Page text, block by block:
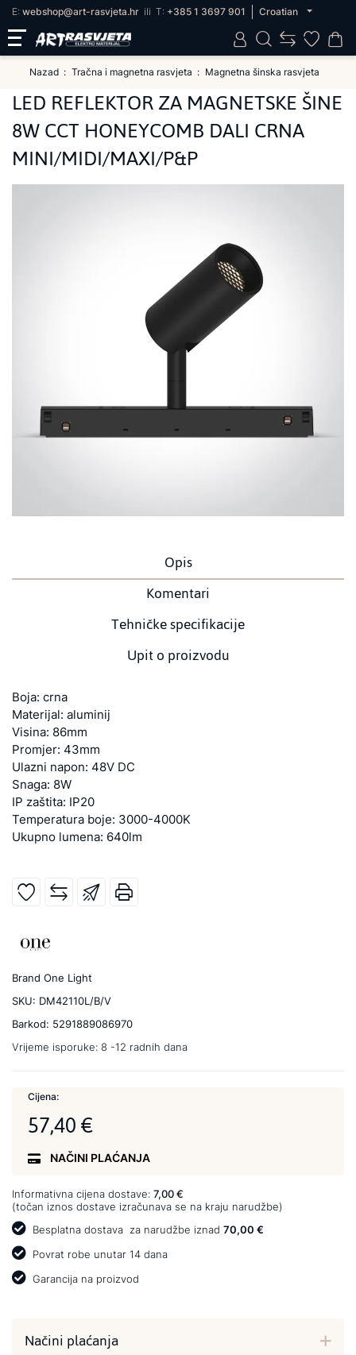
E: webshop@art-rasvjeta.hr ili T: +385 1 3697 901 Croatian
Nazad Tračna i magnetna rasvjeta Magnetna šinska rasvjeta
LED REFLEKTOR ZA MAGNETSKE ŠINE
8W CCT HONEYCOMB DALI CRNA
MINI/MIDI/MAXI/P&P
Opis
Komentari
Tehničke specifikacije
Upit o proizvodu
Boja: crna
Materijal: aluminij
Visina: 86mm
Promjer: 43mm
Ulazni napon: 48V DC
Snaga: 8W
IP zaštita: IP20
Temperatura boje: 3000-4000K
Ukupno lumena: 640lm
Brand One Light
SKU: DM42110L/B/V
Barkod: 5291889086970
Vrijeme isporuke: 8 -12 radnih dana
Cijena:
57,40 €
NAČINI PLAĆANJA
Informativna cijena dostave: 7,00 €
(točan iznos dostave izračunava se na kraju narudžbe)
Besplatna dostava za narudžbe iznad 70,00 €
Povrat robe unutar 14 dana
Garancija na proizvod
Načini plaćanja